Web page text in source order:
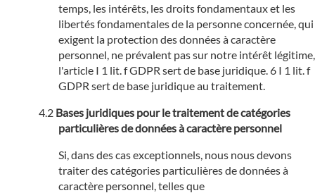
temps, les intérêts, les droits fondamentaux et les
libertés fondamentales de la personne concernée, qui
exigent la protection des données à caractère
personnel, ne prévalent pas sur notre intérêt légitime,
l'article I 1 lit. f GDPR sert de base juridique. 6 I 1 lit. f
GDPR sert de base juridique au traitement.
Bases juridiques pour le traitement de catégories
particulières de données à caractère personnel
Si, dans des cas exceptionnels, nous nous devons
traiter des catégories particulières de données à
caractère personnel, telles que